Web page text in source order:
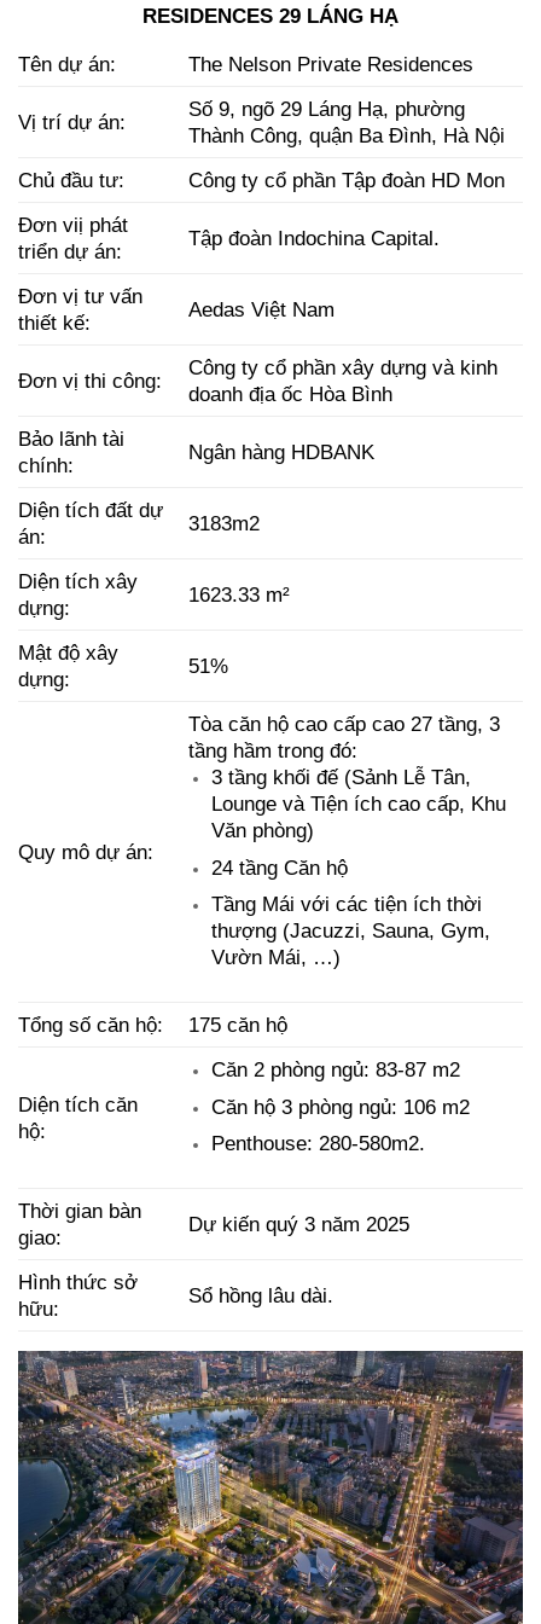
RESIDENCES 29 LÁNG HẠ
Tên dự án:
The Nelson Private Residences
Vị trí dự án:
Số 9, ngõ 29 Láng Hạ, phường
Thành Công, quận Ba Đình, Hà Nội
Chủ đầu tư:
Công ty cổ phần Tập đoàn HD Mon
Đơn viị phát
triển dự án:
Tập đoàn Indochina Capital.
Đơn vị tư vấn
thiết kế:
Aedas Việt Nam
Đơn vị thi công:
Công ty cổ phần xây dựng và kinh
doanh địa ốc Hòa Bình
Bảo lãnh tài
chính:
Ngân hàng HDBANK
Diện tích đất dự
án:
3183m2
Diện tích xây
dựng:
1623.33 m²
Mật độ xây
dựng:
51%
Quy mô dự án:
Tòa căn hộ cao cấp cao 27 tầng, 3
tầng hầm trong đó:
3 tầng khối đế (Sảnh Lễ Tân,
Lounge và Tiện ích cao cấp, Khu
Văn phòng)
24 tầng Căn hộ
Tầng Mái với các tiện ích thời
thượng (Jacuzzi, Sauna, Gym,
Vườn Mái, …)
Tổng số căn hộ: 175 căn hộ
Diện tích căn
hộ:
Căn 2 phòng ngủ: 83-87 m2
Căn hộ 3 phòng ngủ: 106 m2
Penthouse: 280-580m2.
Thời gian bàn
giao:
Dự kiến quý 3 năm 2025
Hình thức sở
hữu:
Sổ hồng lâu dài.